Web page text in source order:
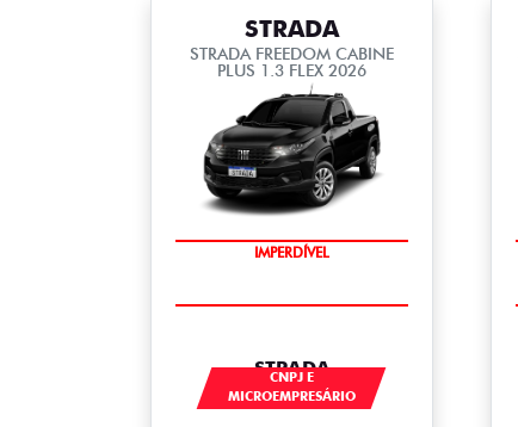
STRADA
STRADA FREEDOM CABINE
PLUS 1.3 FLEX 2026
IMPERDÍVEL
STRADA
CNPJ E
MICROEMPRESÁRIO